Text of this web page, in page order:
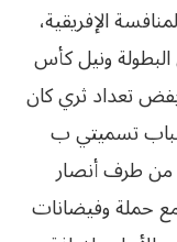
الإفريقية،
ونيل كأس
تعداد ثري كان
تسميتي ب
من طرف أنصار
مع حملة وفيضانات